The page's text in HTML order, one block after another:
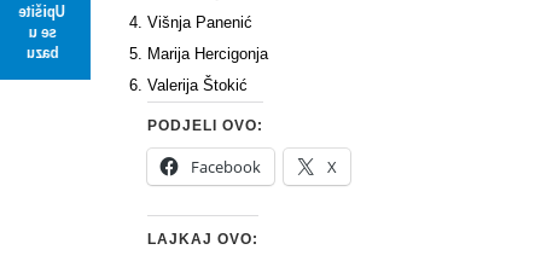
Upišite
se u
bazu
Višnja Panenić
Marija Hercigonja
Valerija Štokić
PODJELI OVO:
Facebook X
LAJKAJ OVO: